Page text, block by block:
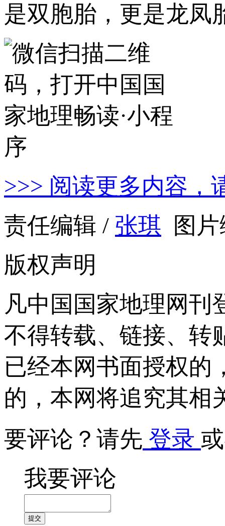
是双胞胎，更是龙凤
>>> 阅读更多内容，
责任编辑 / 张琪 图
版权声明
凡中国国家地理网刊
不得转载、链接、转
已经本网书面授权的
的，本网将追究其相
要评论？请先 登录
我要评论